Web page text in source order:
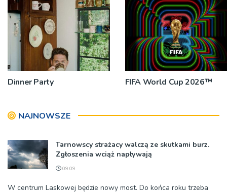
Dinner Party FIFA World Cup 2026™
NAJNOWSZE
Tarnowscy strażacy walczą ze skutkami burz.
Zgłoszenia wciąż napływają
09:09
W centrum Laskowej będzie nowy most. Do końca roku trzeba